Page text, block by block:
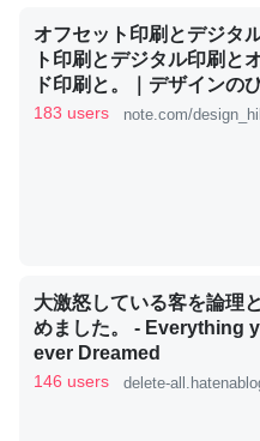
類は苦労してるんだな…。
ジになったり努力してるし
─ニュース :: 【研究発表】昆虫
いのか」に関する新仮説
ちぼちRingも置こうかと
位置情報を共有してる。電
これ見て生きてるなって分
─たまにLINEするくらいだった
コミュニケーションが劇的に変
オフセット印刷とデジタ
ト印刷とデジタル印刷と
ド印刷と。｜デザイン
津田淳子
183 users note.com/
大激怒している客を論理
めました。 - Everything
ever Dreamed
146 users delete-